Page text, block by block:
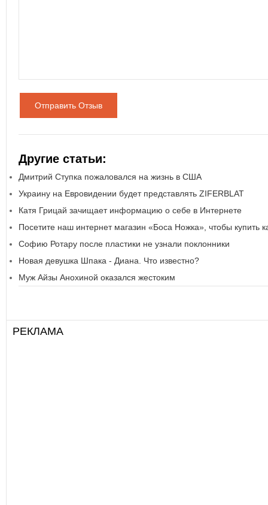
Отправить Отзыв
Другие статьи:
Дмитрий Ступка пожаловался на жизнь в США
Украину на Евровидении будет представлять ZIFERBLAT
Катя Грицай зачищает информацию о себе в Интернете
Посетите наш интернет магазин «Боса Ножка», чтобы купить
Софию Ротару после пластики не узнали поклонники
Новая девушка Шпака - Диана. Что известно?
Муж Айзы Анохиной оказался жестоким
РЕКЛАМА